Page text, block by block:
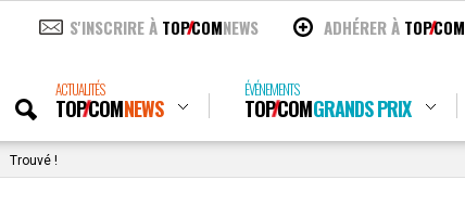
S'INSCRIRE À TOPCOMNEWS ADHÉRER À TOPCOM
ACTUALITÉS
TOPCOMNEWS
ÉVÉNEMENTS
TOPCOMGRANDS PRIX
Trouvé !